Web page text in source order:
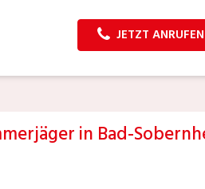
JETZT ANRUFEN
in Bad-